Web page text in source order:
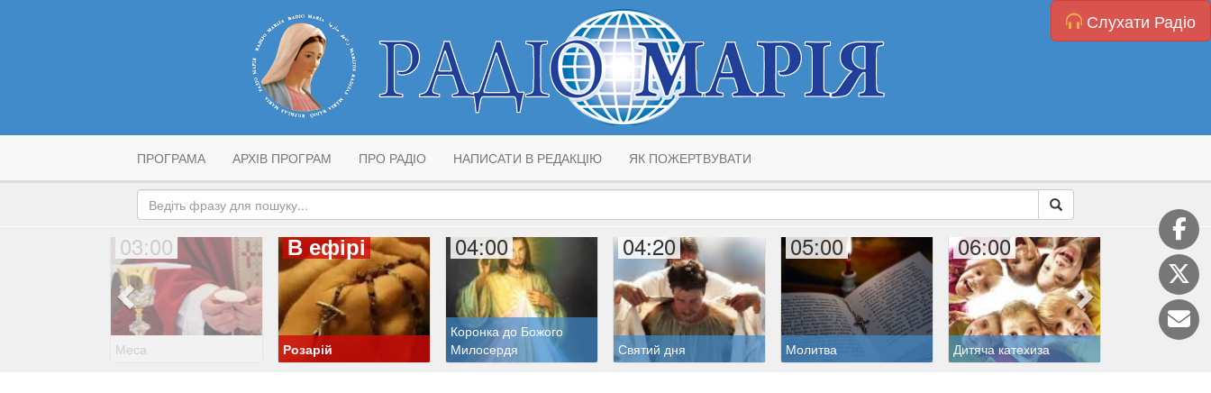
Слухати Радіо
ПРОГРАМА АРХІВ ПРОГРАМ ПРО РАДІО НАПИСАТИ В РЕДАКЦІЮ ЯК ПОЖЕРТВУВАТИ
03:00
Меса
В ефірі
Розарій
04:00
Коронка до Божого
Милосердя
04:20
Святий дня
05:00
Молитва
06:00
Дитяча катехиза
07:00